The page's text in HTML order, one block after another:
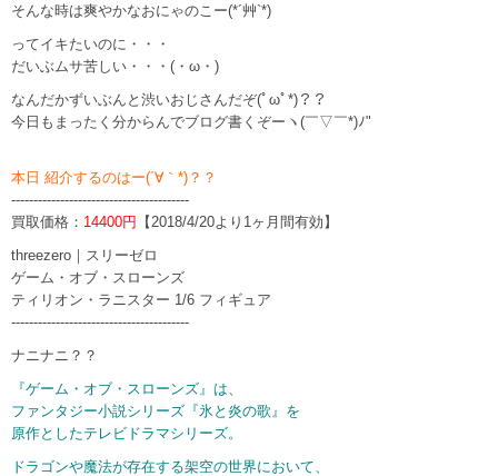
そんな時は爽やかなおにゃのこー(*´艸`*)
ってイキたいのに・・・
だいぶムサ苦しい・・・(・ω・)
なんだかずいぶんと渋いおじさんだぞ(ﾟωﾟ*)？？
今日もまったく分からんでブログ書くぞーヽ(￣▽￣*)ﾉ"
本日 紹介するのはー(´∀｀*)？？
----------------------------------------
買取価格： 14400円
【2018/4/20より1ヶ月間有効】
threezero｜スリーゼロ
ゲーム・オブ・スローンズ
ティリオン・ラニスター 1/6 フィギュア
----------------------------------------
ナニナニ？？
『ゲーム・オブ・スローンズ』は、
ファンタジー小説シリーズ『氷と炎の歌』を
原作としたテレビドラマシリーズ。
ドラゴンや魔法が存在する架空の世界において、